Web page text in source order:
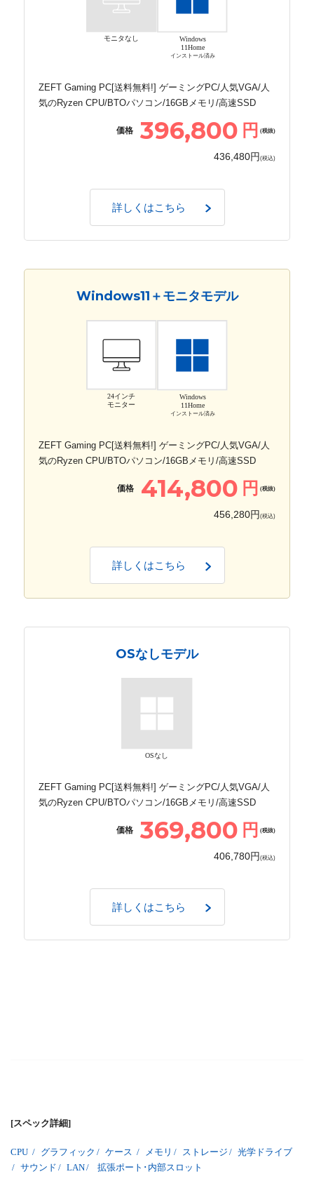
モニタなし
Windows
11Home
インストール済み
ZEFT Gaming PC[送料無料!] ゲーミングPC/人気VGA/人
気のRyzen CPU/BTOパソコン/16GBメモリ/高速SSD
価格 396,800 円 (税抜)
436,480円 (税込)
詳しくはこちら
Windows11＋モニタモデル
24インチ
モニター
Windows
11Home
インストール済み
ZEFT Gaming PC[送料無料!] ゲーミングPC/人気VGA/人
気のRyzen CPU/BTOパソコン/16GBメモリ/高速SSD
価格 414,800 円 (税抜)
456,280円 (税込)
詳しくはこちら
OSなしモデル
OSなし
ZEFT Gaming PC[送料無料!] ゲーミングPC/人気VGA/人
気のRyzen CPU/BTOパソコン/16GBメモリ/高速SSD
価格 369,800 円 (税抜)
406,780円 (税込)
詳しくはこちら
[スペック詳細]
CPU / グラフィック / ケース / メモリ / ストレージ / 光学ドライブ
/ サウンド / LAN/ 拡張ポート･内部スロット